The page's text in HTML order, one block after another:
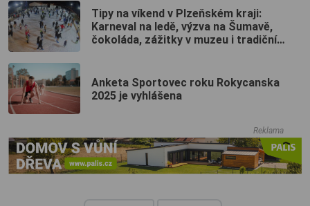
Tipy na víkend v Plzeňském kraji:
Karneval na ledě, výzva na Šumavě,
čokoláda, zážitky v muzeu i tradiční
Anketa Sportovec roku Rokycanska
2025 je vyhlášena
Reklama